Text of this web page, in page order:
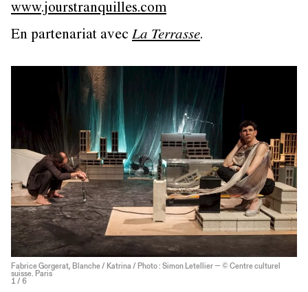
www.jourstranquilles.com
En partenariat avec La Terrasse.
Fabrice Gorgerat, Blanche / Katrina / Photo : Simon Letellier — © Centre culturel
suisse. Paris
1 / 6